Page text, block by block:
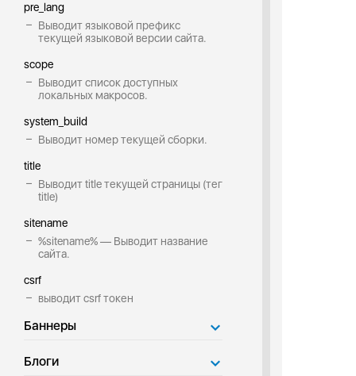
pre_lang
Выводит языковой префикс
текущей языковой версии сайта.
scope
Выводит список доступных
локальных макросов.
system_build
Выводит номер текущей сборки.
title
Выводит title текущей страницы (тег
title)
sitename
%sitename% — Выводит название
сайта.
csrf
выводит csrf токен
Баннеры
Блоги